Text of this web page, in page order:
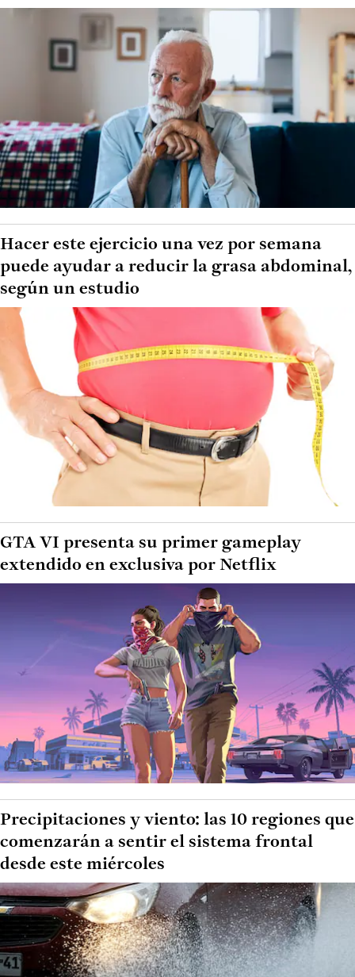
Hacer este ejercicio una vez por semana
puede ayudar a reducir la grasa abdominal,
según un estudio
GTA VI presenta su primer gameplay
extendido en exclusiva por Netflix
Precipitaciones y viento: las 10 regiones que
comenzarán a sentir el sistema frontal
desde este miércoles